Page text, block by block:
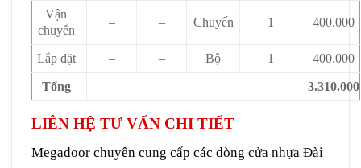
Vận
chuyển
– – Chuyến 1 400.000
Lắp đặt – – Bộ 1 400.000
Tổng 3.310.000
LIÊN HỆ TƯ VẤN CHI TIẾT
Megadoor chuyên cung cấp các dòng cửa nhựa Đài